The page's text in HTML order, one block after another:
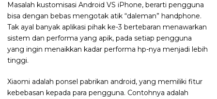
Masalah kustomisasi Android VS iPhone, berarti pengguna
bisa dengan bebas mengotak atik “daleman” handphone.
Tak ayal banyak aplikasi pihak ke-3 bertebaran menawarkan
sistem dan performa yang apik, pada setiap pengguna
yang ingin menaikkan kadar performa hp-nya menjadi lebih
tinggi.
Xiaomi adalah ponsel pabrikan android, yang memiliki fitur
kebebasan kepada para pengguna. Contohnya adalah